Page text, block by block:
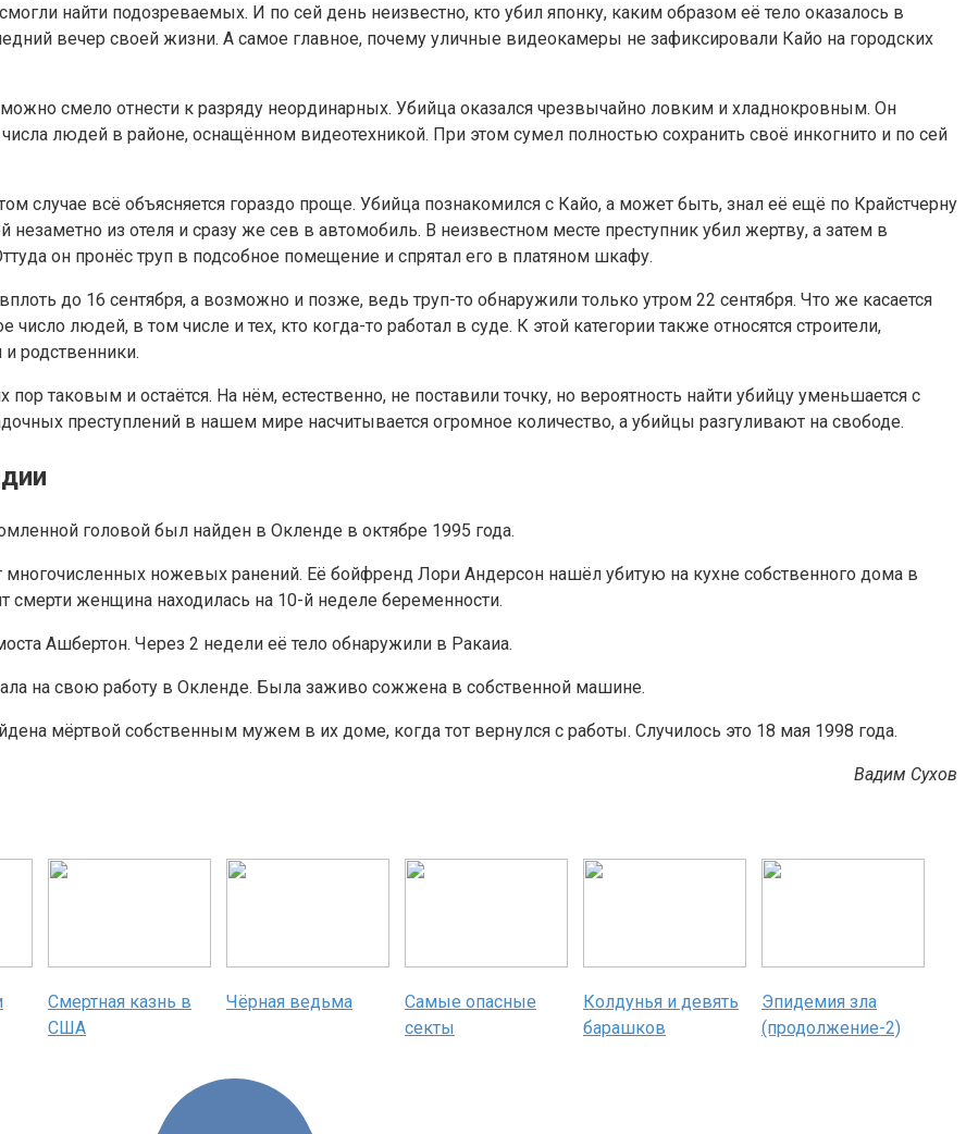
найти подозреваемых. И по сей день неизвестно, кто убил японку, каким образом её тело оказалось в
вечер своей жизни. А самое главное, почему уличные видеокамеры не зафиксировали Кайо на городских
можно смело отнести к разряду неординарных. Убийца оказался чрезвычайно ловким и хладнокровным. Он
людей в районе, оснащённом видеотехникой. При этом сумел полностью сохранить своё инкогнито и по сей
случае всё объясняется гораздо проще. Убийца познакомился с Кайо, а может быть, знал её ещё по Крайстчерну
из отеля и сразу же сев в автомобиль. В неизвестном месте преступник убил жертву, а затем в
он пронёс труп в подсобное помещение и спрятал его в платяном шкафу.
до 16 сентября, а возможно и позже, ведь труп-то обнаружили только утром 22 сентября. Что же касается
людей, в том числе и тех, кто когда-то работал в суде. К этой категории также относятся строители,
родственники.
таковым и остаётся. На нём, естественно, не поставили точку, но вероятность найти убийцу уменьшается с
преступлений в нашем мире насчитывается огромное количество, а убийцы разгуливают на свободе.
головой был найден в Окленде в октябре 1995 года.
многочисленных ножевых ранений. Её бойфренд Лори Андерсон нашёл убитую на кухне собственного дома в
смерти женщина находилась на 10-й неделе беременности.
Ашбертон. Через 2 недели её тело обнаружили в Ракаиа.
на свою работу в Окленде. Была заживо сожжена в собственной машине.
мёртвой собственным мужем в их доме, когда тот вернулся с работы. Случилось это 18 мая 1998 года.
Вадим Сухов
Смертная казнь в
США
Чёрная ведьма
Самые опасные
секты
Колдунья и девять
барашков
Эпидемия зла
(продолжение-2)